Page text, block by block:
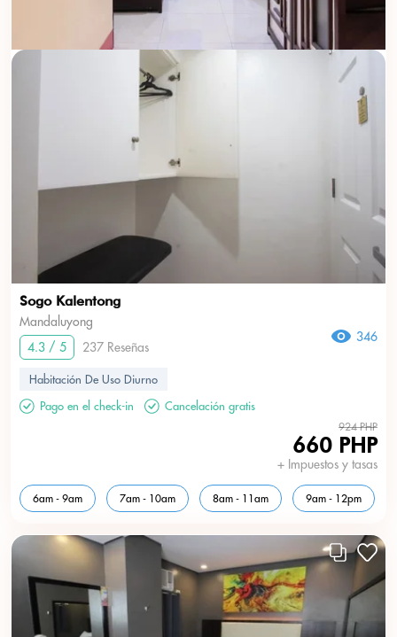
Sogo Kalentong
Mandaluyong
4.3 / 5
237 Reseñas
346
Habitación De Uso Diurno
Pago en el check-in
Cancelación gratis
924 PHP
660 PHP
+ Impuestos y tasas
6am - 9am 7am - 10am 8am - 11am 9am - 12pm